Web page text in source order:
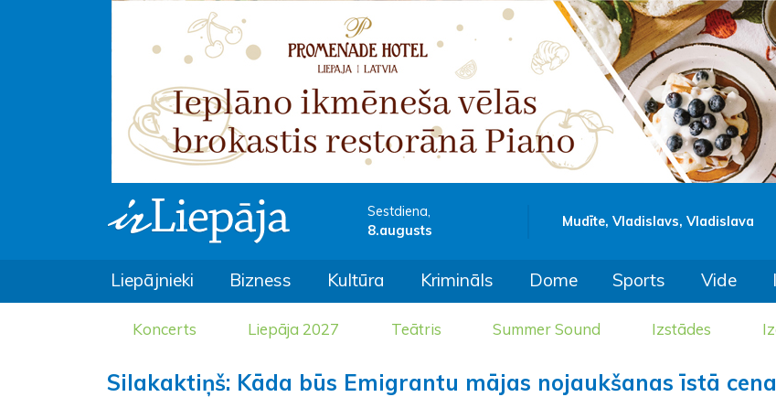
Sestdiena,
8.augusts
Mudīte, Vladislavs, Vladislava
Liepājnieki Bizness Kultūra Krimināls Dome Sports Vide
Koncerts Liepāja 2027 Teātris Summer Sound Izstādes
Silakaktiņš: Kāda būs Emigrantu mājas nojaukšanas īstā